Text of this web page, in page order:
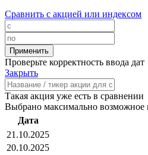
Сравнить с акцией или индексом
Проверьте корректность ввода дат
Закрыть
Такая акция уже есть в сравнении
Выбрано максимально возможное
Дата
21.10.2025
20.10.2025